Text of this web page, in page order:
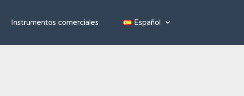
Instrumentos comerciales Español